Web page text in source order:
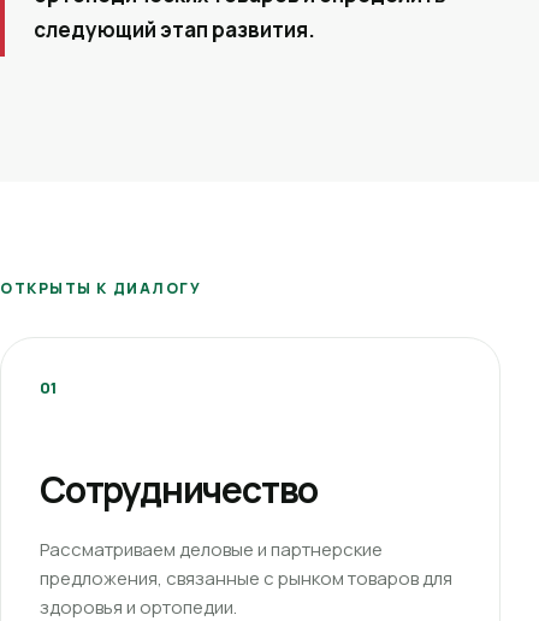
следующий этап развития.
ОТКРЫТЫ К ДИАЛОГУ
01
Сотрудничество
Рассматриваем деловые и партнерские
предложения, связанные с рынком товаров для
здоровья и ортопедии.